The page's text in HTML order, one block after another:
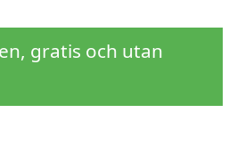
gratis och utan